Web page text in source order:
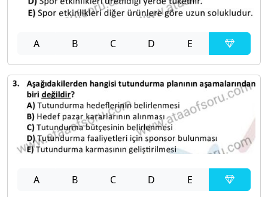
A B C D E
A B C D E